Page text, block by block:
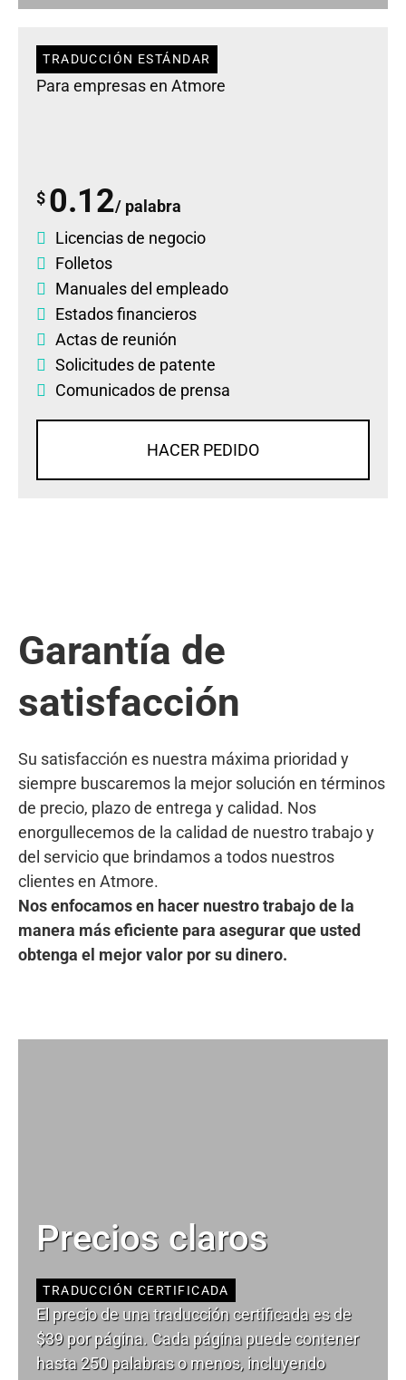
TRADUCCIÓN ESTÁNDAR
Para empresas en Atmore
$ 0.12/ palabra
Licencias de negocio
Folletos
Manuales del empleado
Estados financieros
Actas de reunión
Solicitudes de patente
Comunicados de prensa
HACER PEDIDO
Garantía de
satisfacción
Su satisfacción es nuestra máxima prioridad y
siempre buscaremos la mejor solución en términos
de precio, plazo de entrega y calidad. Nos
enorgullecemos de la calidad de nuestro trabajo y
del servicio que brindamos a todos nuestros
clientes en Atmore.
Nos enfocamos en hacer nuestro trabajo de la
manera más eficiente para asegurar que usted
obtenga el mejor valor por su dinero.
Precios claros
TRADUCCIÓN CERTIFICADA
El precio de una traducción certificada es de
$39 por página. Cada página puede contener
hasta 250 palabras o menos, incluyendo